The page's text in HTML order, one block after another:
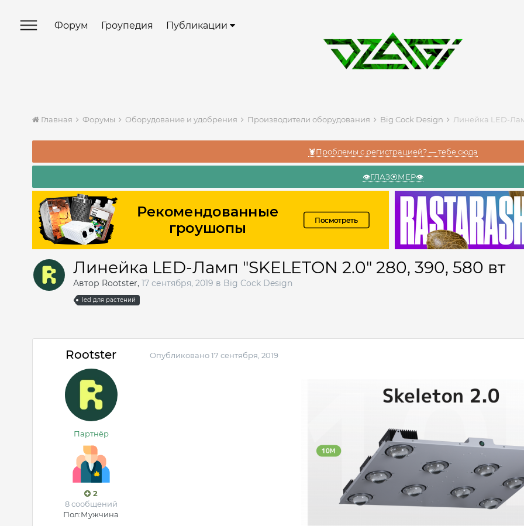
Форум Гроупедия Публикации
Главная Форумы Оборудование и удобрения Производители оборудования Big Cock Design Линейка LED-
🦞Проблемы с регистрацией? — тебе сюда
👁️ГЛАЗ⦿МЕР👁️
Линейка LED-Ламп "SKELETON 2.0" 280, 390, 580 вт
Автор Rootster, 17 сентября, 2019 в Big Cock Design
led для растений
Rootster
Партнёр
2
8 сообщений
Пол:Мужчина
Опубликовано17 сентября, 2019